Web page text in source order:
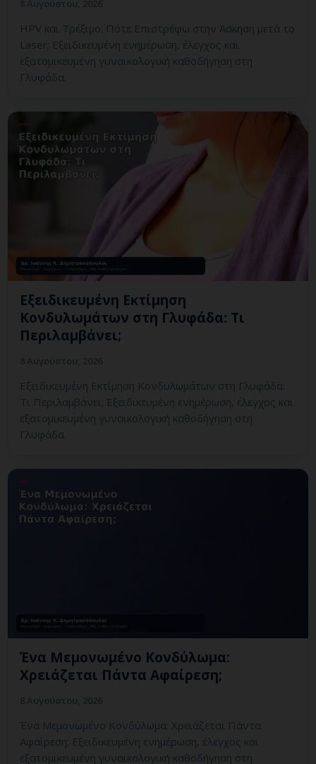
HPV και Τρέξιμο: Πότε Επιστρέφω στην Άσκηση μετά το
Laser; Εξειδικευμένη ενημέρωση, έλεγχος και
εξατομικευμένη γυναικολογική καθοδήγηση στη
Γλυφάδα.
Εξειδικευμένη Εκτίμηση
Κονδυλωμάτων στη Γλυφάδα: Τι
Περιλαμβάνει;
Εξειδικευμένη Εκτίμηση Κονδυλωμάτων στη Γλυφάδα:
Τι Περιλαμβάνει; Εξειδικευμένη ενημέρωση, έλεγχος και
εξατομικευμένη γυναικολογική καθοδήγηση στη
Γλυφάδα.
Ένα Μεμονωμένο Κονδύλωμα:
Χρειάζεται Πάντα Αφαίρεση;
Ένα Μεμονωμένο Κονδύλωμα: Χρειάζεται Πάντα
Αφαίρεση; Εξειδικευμένη ενημέρωση, έλεγχος και
εξατομικευμένη γυναικολογική καθοδήγηση στη